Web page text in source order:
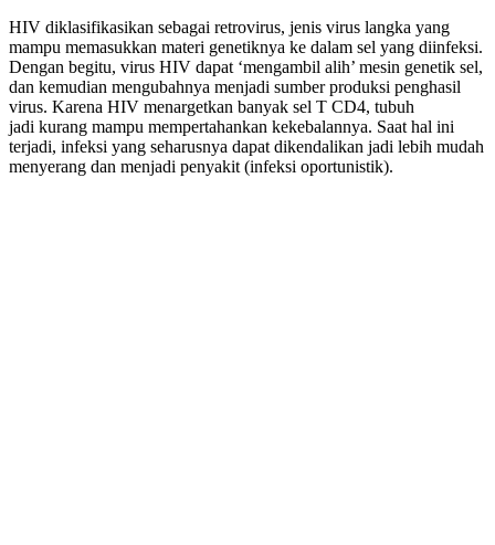
HIV diklasifikasikan sebagai retrovirus, jenis virus langka yang
mampu memasukkan materi genetiknya ke dalam sel yang diinfeksi.
Dengan begitu, virus HIV dapat ‘mengambil alih’ mesin genetik sel,
dan kemudian mengubahnya menjadi sumber produksi penghasil
virus. Karena HIV menargetkan banyak sel T CD4, tubuh
jadi kurang mampu mempertahankan kekebalannya. Saat hal ini
terjadi, infeksi yang seharusnya dapat dikendalikan jadi lebih mudah
menyerang dan menjadi penyakit (infeksi oportunistik).